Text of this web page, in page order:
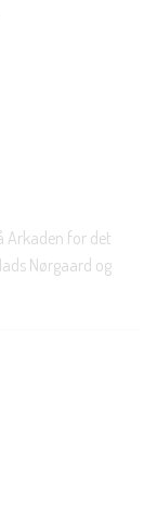
Arkaden for det
Nørgaard og